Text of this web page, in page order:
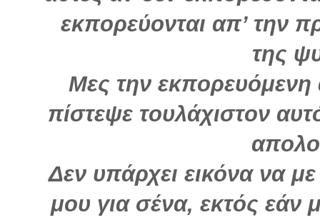
εκπορεύονται απ’ την
της
Μες την εκπορευόμενη
πίστεψε τουλάχιστον
Δεν υπάρχει εικόνα να
μου για σένα, εκτός εάν